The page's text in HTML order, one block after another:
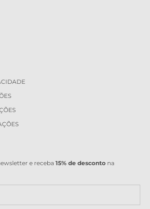
e receba 15% de desconto na